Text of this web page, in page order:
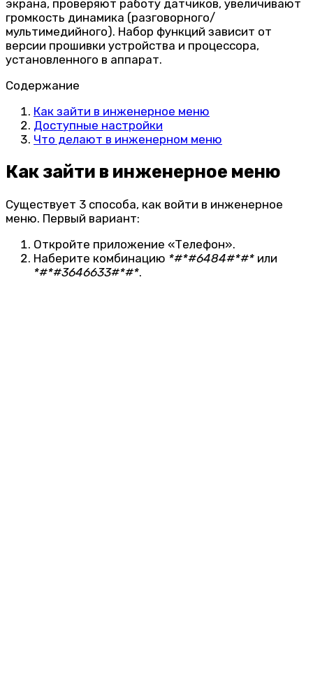
экрана, проверяют работу датчиков, увеличивают
громкость динамика (разговорного/
мультимедийного). Набор функций зависит от
версии прошивки устройства и процессора,
установленного в аппарат.
Содержание
Как зайти в инженерное меню
Доступные настройки
Что делают в инженерном меню
Как зайти в инженерное меню
Существует 3 способа, как войти в инженерное
меню. Первый вариант:
Откройте приложение «Телефон».
Наберите комбинацию *#*#6484#*#* или
*#*#3646633#*#*.